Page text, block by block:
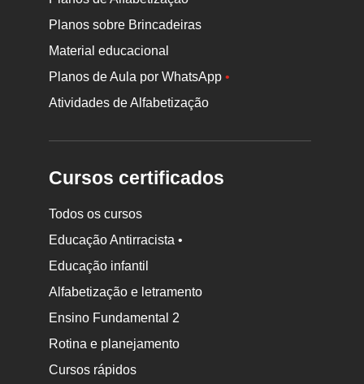
Planos sobre Brincadeiras
Material educacional
Planos de Aula por WhatsApp•
Atividades de Alfabetização
Cursos certificados
Todos os cursos
Educação Antirracista •
Educação infantil
Alfabetização e letramento
Ensino Fundamental 2
Rotina e planejamento
Cursos rápidos